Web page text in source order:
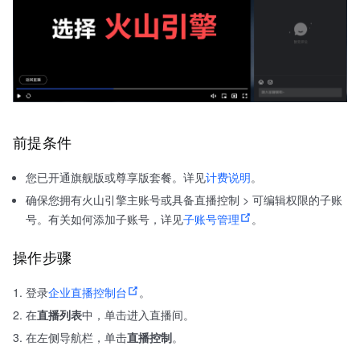
前提条件
您已开通旗舰版或尊享版套餐。详见计费说明。
确保您拥有火山引擎主账号或具备直播控制 > 可编辑权限的子账
号。有关如何添加子账号，详见子账号管理 。
操作步骤
登录企业直播控制台
。
在直播列表中，单击进入直播间。
在左侧导航栏，单击直播控制。